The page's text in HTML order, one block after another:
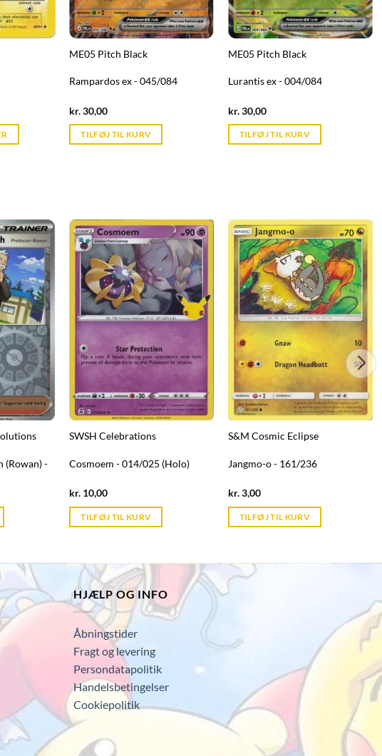
ME05 Pitch Black
Rampardos ex - 045/084
kr.30,00Current
is:
kr. 39,95.
TILFØJ TIL KURV
ME05 Pitch Black
Lurantis ex - 004/084
kr.30,00Current
is:
kr. 39,95.
TILFØJ TIL KURV
(Rowan) -
SWSH Celebrations
Cosmoem - 014/025 (Holo)
kr. 10,00Current
is:
kr. 39,95.
TILFØJ TIL KURV
S&M Cosmic Eclipse
Jangmo-o - 161/236
kr.3,00Current
is:
kr. 39,95.
TILFØJ TIL KURV
HJÆLP OG INFO
Åbningstider
Fragt og levering
Persondatapolitik
Handelsbetingelser
Cookiepolitik